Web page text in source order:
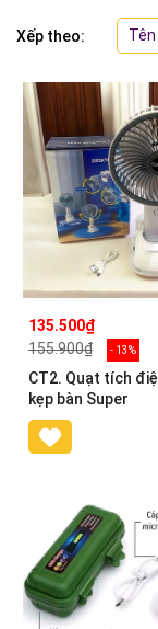
Xếp theo:
135.500₫
155.900₫
- 13%
CT2. Quạt tích
kẹp bàn Super